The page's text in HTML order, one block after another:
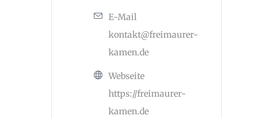
E-Mail
kontakt@freimaurer-
kamen.de
Webseite
https://freimaurer-
kamen.de